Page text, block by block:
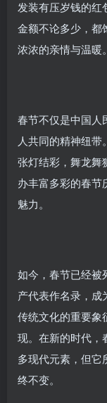
发装有压岁钱的红
金额不论多少，都
浓浓的亲情与温暖。
春节不仅是中国人
人共同的精神纽
张灯结彩，舞龙舞
办丰富多彩的春节
魅力。
如今，春节已经被
产代表作名录，成
传统文化的重要象
现。在新的时代，
多现代元素，但它
终不变。